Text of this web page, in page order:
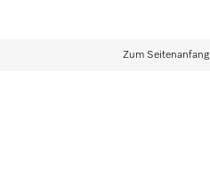
Zum Seitenanfang